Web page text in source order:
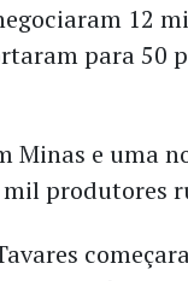
12
para 50
Minas e uma
mil produtores